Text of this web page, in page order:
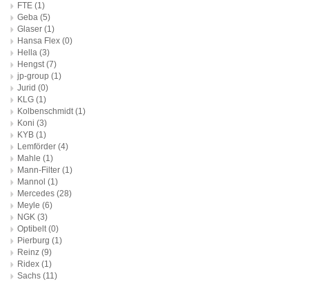
FTE (1)
Geba (5)
Glaser (1)
Hansa Flex (0)
Hella (3)
Hengst(7)
jp-group (1)
Jurid (0)
KLG (1)
Kolbenschmidt(1)
Koni (3)
KYB (1)
Lemförder (4)
Mahle (1)
Mann-Filter (1)
Mannol (1)
Mercedes (28)
Meyle (6)
NGK (3)
Optibelt(0)
Pierburg (1)
Reinz (9)
Ridex (1)
Sachs (11)